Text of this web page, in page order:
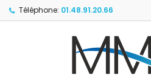
Téléphone: 01.48.91.20.66